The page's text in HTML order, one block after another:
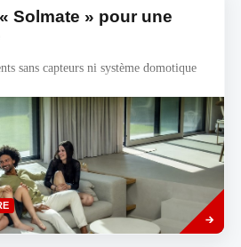
Solmate » pour une
sans capteurs ni système domotique
Savoir
plus